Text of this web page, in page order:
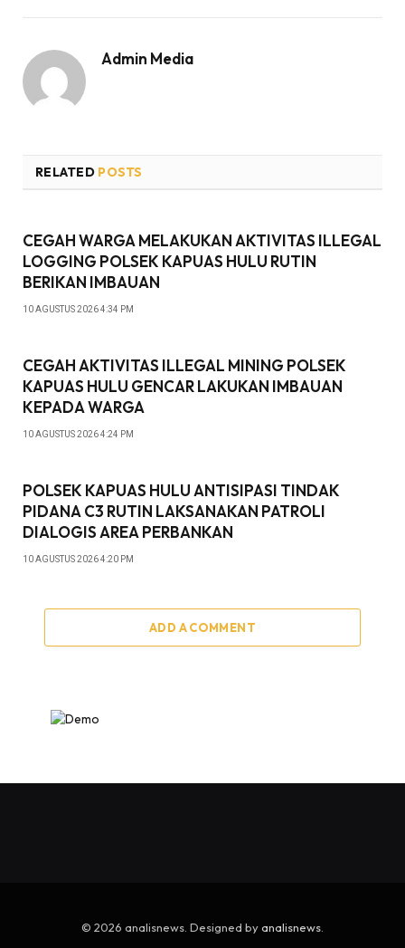
Admin Media
RELATED POSTS
CEGAH WARGA MELAKUKAN AKTIVITAS ILLEGAL
LOGGING POLSEK KAPUAS HULU RUTIN
BERIKAN IMBAUAN
10 AGUSTUS 2026 4:34 PM
CEGAH AKTIVITAS ILLEGAL MINING POLSEK
KAPUAS HULU GENCAR LAKUKAN IMBAUAN
KEPADA WARGA
10 AGUSTUS 2026 4:24 PM
POLSEK KAPUAS HULU ANTISIPASI TINDAK
PIDANA C3 RUTIN LAKSANAKAN PATROLI
DIALOGIS AREA PERBANKAN
10 AGUSTUS 2026 4:20 PM
ADD A COMMENT
© 2026 analisnews. Designed by analisnews.